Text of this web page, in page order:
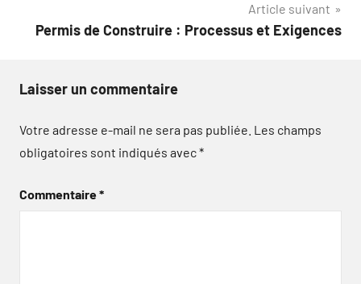
Article suivant
Permis de Construire : Processus et Exigences
Laisser un commentaire
Votre adresse e-mail ne sera pas publiée. Les champs
obligatoires sont indiqués avec*
Commentaire*